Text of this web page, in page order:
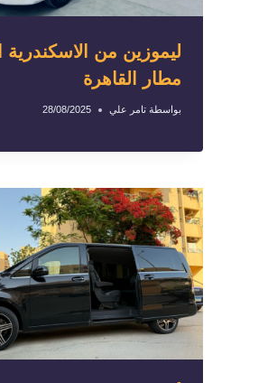
ليموزين من الاسكندرية
مطار القاهرة
بواسطة تامر علي 28/08/2025